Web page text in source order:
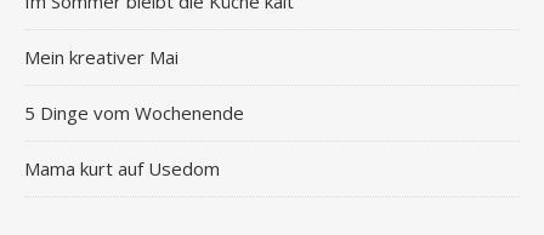
Mein kreativer Mai
5 Dinge vom Wochenende
Mama kurt auf Usedom